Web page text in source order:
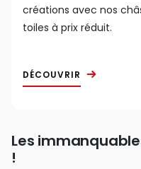
créations avec nos
toiles à prix réduit.
DÉCOUVRIR
Les
!